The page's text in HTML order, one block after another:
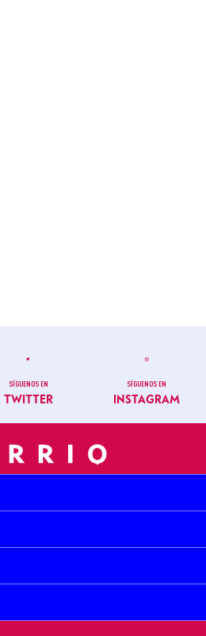
SÍGUENOS EN
TWITTER
SÍGUENOS EN
INSTAGRAM